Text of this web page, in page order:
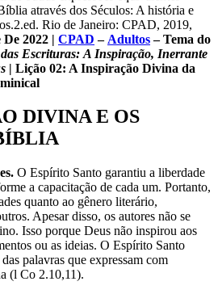
através dos Séculos: A história e
Rio de Janeiro: CPAD, 2019,
2022 | CPAD – Adultos– Tema do
Escrituras: A Inspiração, Inerrante
| Lição 02: A Inspiração Divina da
DIVINA E OS
O Espírito Santo garantiu a liberdade
a capacitação de cada um. Portanto,
quanto ao gênero literário,
Apesar disso, os autores não se
Isso porque Deus não inspirou aos
ou as ideias. O Espírito Santo
palavras que expressam com
(l Co 2.10,11).